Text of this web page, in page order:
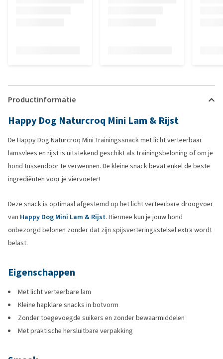
Productinformatie
Happy Dog Naturcroq Mini Lam & Rijst
De Happy Dog Naturcroq Mini Trainingssnack met licht verteerbaar
lamsvlees en rijst is uitstekend geschikt als trainingsbeloning of om je
hond tussendoor te verwennen. De kleine snack bevat enkel de beste
ingrediënten voor je viervoeter!
Deze snack is optimaal afgestemd op het licht verteerbare droogvoer
van Happy Dog Mini Lam & Rijst. Hiermee kun je jouw hond
onbezorgd belonen zonder dat zijn spijsverteringsstelsel extra wordt
belast.
Eigenschappen
Met licht verteerbare lam
Kleine hapklare snacks in botvorm
Zonder toegevoegde suikers en zonder bewaarmiddelen
Met praktische hersluitbare verpakking